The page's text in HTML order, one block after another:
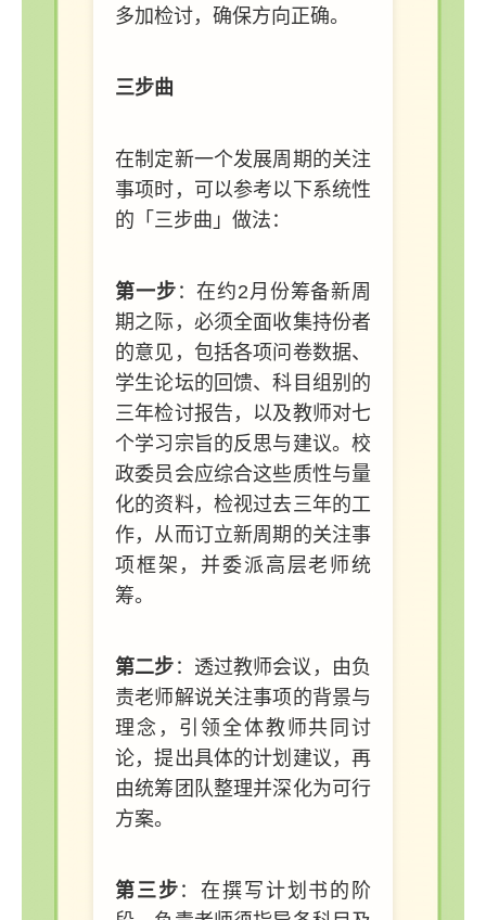
多加检讨，确保方向正确。
三步曲
在制定新一个发展周期的关注
事项时，可以参考以下系统性
的「三步曲」做法：
第一步 ：在约2月份筹备新周
期之际，必须全面收集持份者
的意见，包括各项问卷数据、
学生论坛的回馈、科目组别的
三年检讨报告，以及教师对七
个学习宗旨的反思与建议。校
政委员会应综合这些质性与量
化的资料，检视过去三年的工
作，从而订立新周期的关注事
项框架，并委派高层老师统
筹。
第二步 ：透过教师会议，由负
责老师解说关注事项的背景与
理念，引领全体教师共同讨
论，提出具体的计划建议，再
由统筹团队整理并深化为可行
方案。
第三步 ：在撰写计划书的阶